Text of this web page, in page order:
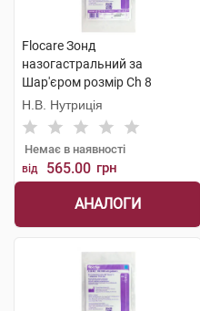
Flocare Зонд
назогастральний за
Шар'єром розмір Ch 8
довжина 110 см 1 шт
Н.В. Нутриція
Немає в наявності
від 565.00 грн
АНАЛОГИ